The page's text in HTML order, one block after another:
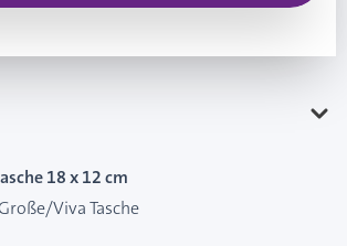
18 x 12 cm
Viva Tasche